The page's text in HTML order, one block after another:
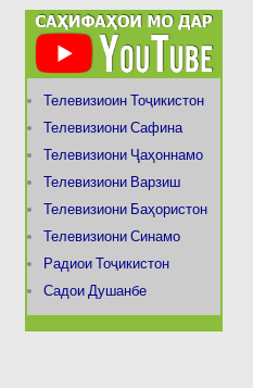
Телевизиоин Тоҷикистон
Телевизиони Сафина
Телевизиони Ҷаҳоннамо
Телевизиони Варзиш
Телевизиони Баҳористон
Телевизиони Синамо
Радиои Тоҷикистон
Садои Душанбе